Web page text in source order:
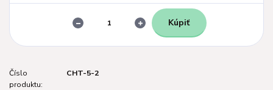
Kúpiť
Číslo
produktu:
CHT-5-2